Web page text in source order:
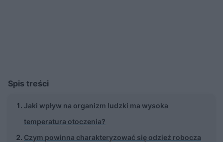
Spis treści
Jaki wpływ na organizm ludzki ma wysoka
temperatura otoczenia?
Czym powinna charakteryzować się odzież robocza